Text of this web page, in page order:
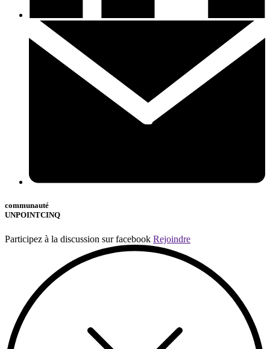
communauté
UNPOINTCINQ
Participez à la discussion sur facebook Rejoindre